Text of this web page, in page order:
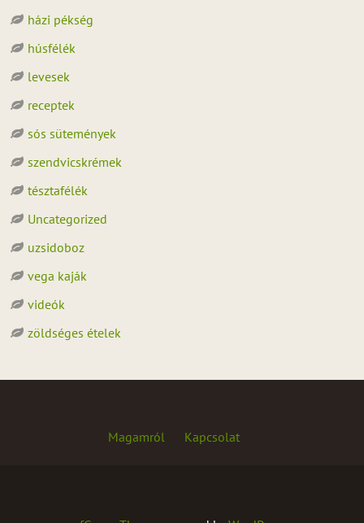
házi pékség
húsfélék
levesek
receptek
sós sütemények
szendvicskrémek
tésztafélék
Uncategorized
uzsidoboz
vega kaják
videók
zöldséges ételek
Magamról Kapcsolat